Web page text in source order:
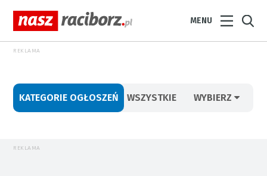
MENU
REKLAMA
KATEGORIE OGŁOSZEŃ WSZYSTKIE WYBIERZ
REKLAMA